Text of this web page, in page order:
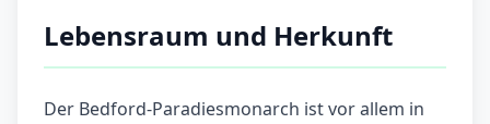
Lebensraum und Herkunft
Der Bedford-Paradiesmonarch ist vor allem in